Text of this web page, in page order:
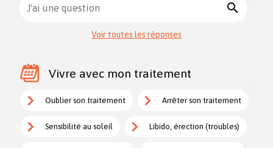
J'ai une question search
Voir toutes les réponses
Vivre avec mon traitement
Oublier son traitement Arrêter son traitement
Sensibilité au soleil Libido, érection (troubles)